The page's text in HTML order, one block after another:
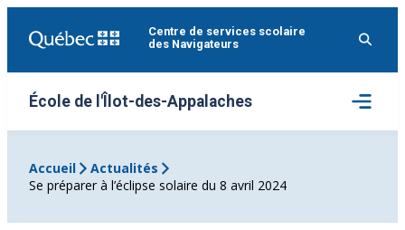
Centre de services scolaire
des Navigateurs
École de l'Îlot-des-Appalaches
Ouvrir
le
menu
Accueil
Actualités
Se préparer à l’éclipse solaire du 8 avril 2024